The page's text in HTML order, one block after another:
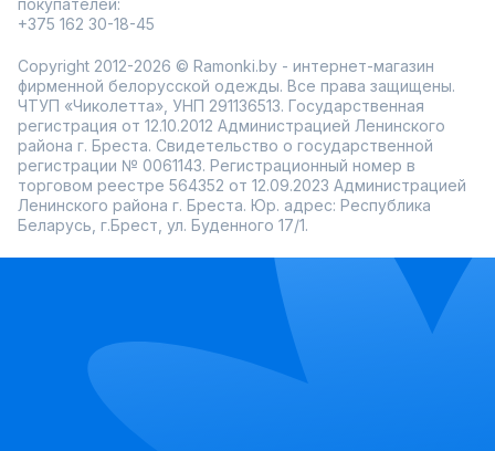
покупателей:
+375 162 30-18-45
Copyright 2012-2026 © Ramonki.by - интернет-магазин
фирменной белорусской одежды. Все права защищены.
ЧТУП «Чиколетта», УНП 291136513. Государственная
регистрация от 12.10.2012 Администрацией Ленинского
района г. Бреста. Свидетельство о государственной
регистрации № 0061143. Регистрационный номер в
торговом реестре 564352 от 12.09.2023 Администрацией
Ленинского района г. Бреста. Юр. адрес: Республика
Беларусь, г.Брест, ул. Буденного 17/1.